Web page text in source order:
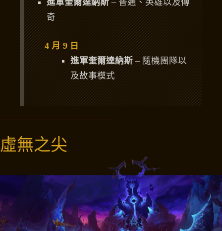
進軍奎爾達納斯 – 普通、英雄以及傳
奇
4 月 9 日
進軍奎爾達納斯 – 隨機團隊以
及故事模式
虛無之尖